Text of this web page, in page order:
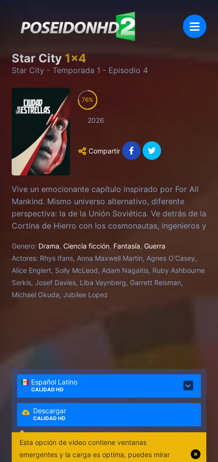
Star City 1x4
Star City - Temporada 1 - Episodio 4
76
2026
Compartir
Vive un emocionante capítulo inspirado por For All
Mankind. Mismo universo alternativo, diferente
perspectiva: la de la Unión Soviética. Ve detrás de la
Cortina de Hierro con los cosmonautas, ingenieros y
Luna.
Genero: Drama, Ciencia ficción, Fantasía, Guerra
Actores: Rhys Ifans, Anna Maxwell Martin, Agnes O'Casey,
Alice Englert, Solly McLeod, Adam Nagaitis, Ruby Ashbourne
Serkis, Josef Davies, Liba Vaynberg, Garrett Reisman,
Michael Okuda, Jubilee Lopez
Español Latino
CALIDAD HD
Descargar
CALIDAD HD
Esta opción de video contiene ventanas
emergentes y la carga es optima, puedes mirar